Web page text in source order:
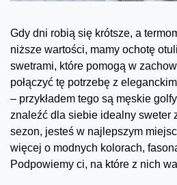
Gdy dni robią się krótsze, a
niższe wartości, mamy ochotę
swetrami, które pomogą w
połączyć tę potrzebę z
– przykładem tego są męskie
znaleźć dla siebie idealny sweter
sezon, jesteś w najlepszym
więcej o modnych kolorach,
Podpowiemy ci, na które z nich